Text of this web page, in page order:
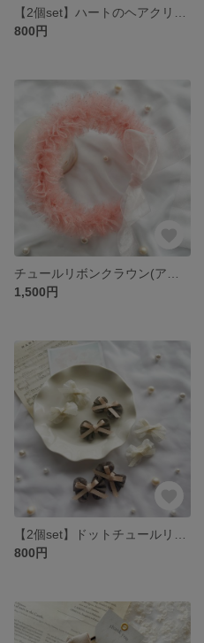
800円
1,500円
800円